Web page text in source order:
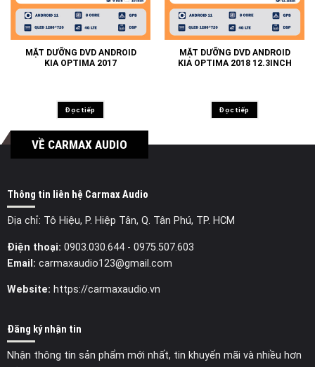
MẶT DƯỠNG DVD ANDROID
KIA OPTIMA 2017
Đọc tiếp
MẶT DƯỠNG DVD ANDROID
KIA OPTIMA 2018 12.3INCH
Đọc tiếp
VỀ CARMAX AUDIO
Thông tin liên hệ Carmax Audio
Địa chỉ: Tô Hiệu, P. Hiệp Tân, Q. Tân Phú, TP. HCM
Điện thoại: 0903.030.644- 0975.507.603
Email: carmaxaudio123@gmail.com
Website: https://carmaxaudio.vn
Đăng ký nhận tin
Nhận thông tin sản phẩm mới nhất, tin khuyến mãi và nhiều hơn